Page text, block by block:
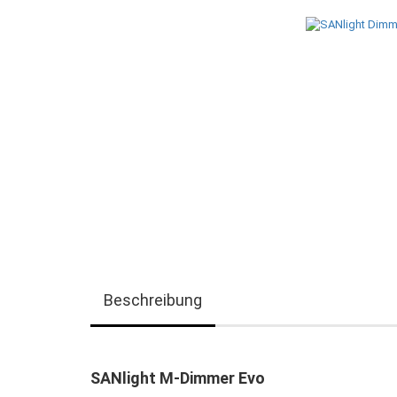
Beschreibung
SANlight M-Dimmer Evo